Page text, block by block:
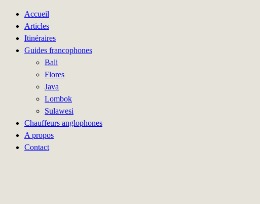
Accueil
Articles
Itinéraires
Guides francophones
Bali
Flores
Java
Lombok
Sulawesi
Chauffeurs anglophones
A propos
Contact